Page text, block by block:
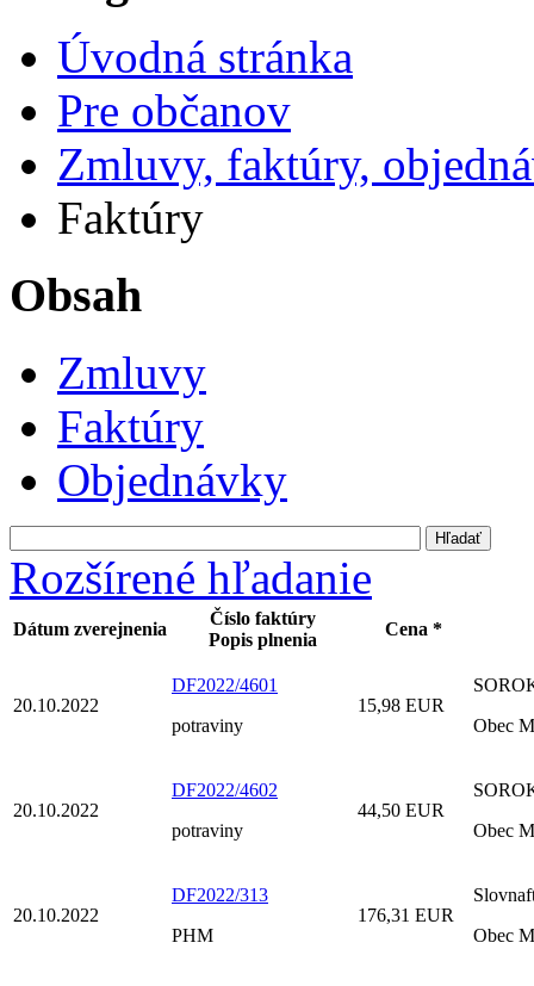
Úvodná stránka
Pre občanov
Zmluvy, faktúry,
Faktúry
Obsah
Zmluvy
Faktúry
Objednávky
Rozšírené hľadanie
Dátum zverejnenia
Číslo faktúry
Popis plnenia
Cena *
20.10.2022
DF2022/4601
potraviny
15,98 EUR
Obec
20.10.2022
DF2022/4602
potraviny
44,50 EUR
Obec
20.10.2022
DF2022/313
PHM
176,31 EUR
Obec